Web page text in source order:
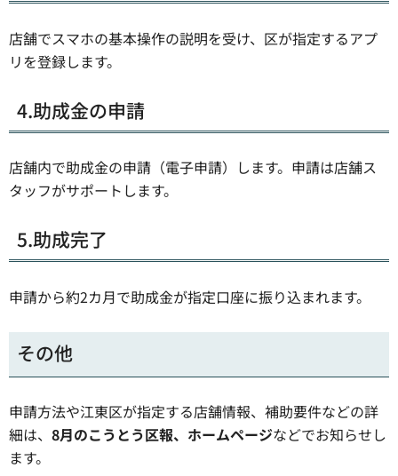
店舗でスマホの基本操作の説明を受け、区が指定するアプ
リを登録します。
4.助成金の申請
店舗内で助成金の申請（電子申請）します。申請は店舗ス
タッフがサポートします。
5.助成完了
申請から約2カ月で助成金が指定口座に振り込まれます。
その他
申請方法や江東区が指定する店舗情報、補助要件などの詳
細は、 8月のこうとう区報、ホームページなどでお知らせし
ます。